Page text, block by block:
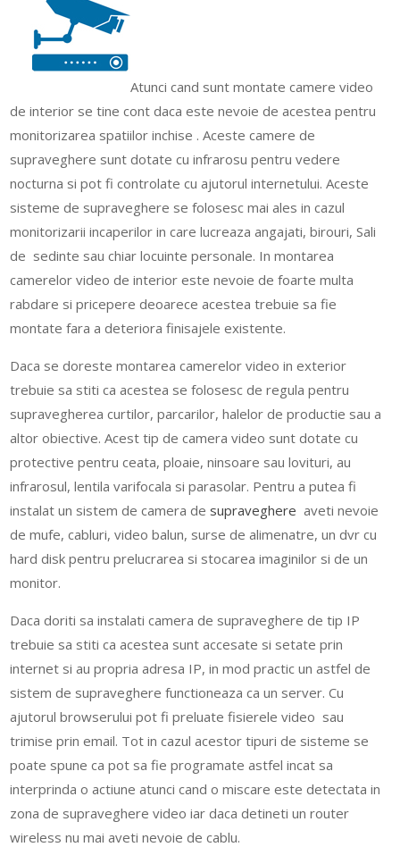
Atunci cand sunt montate camere video
de interior se tine cont daca este nevoie de acestea pentru
monitorizarea spatiilor inchise . Aceste camere de
supraveghere sunt dotate cu infrarosu pentru vedere
nocturna si pot fi controlate cu ajutorul internetului. Aceste
sisteme de supraveghere se folosesc mai ales in cazul
monitorizarii incaperilor in care lucreaza angajati, birouri, Sali
de sedinte sau chiar locuinte personale. In montarea
camerelor video de interior este nevoie de foarte multa
rabdare si pricepere deoarece acestea trebuie sa fie
montate fara a deteriora finisajele existente.
Daca se doreste montarea camerelor video in exterior
trebuie sa stiti ca acestea se folosesc de regula pentru
supravegherea curtilor, parcarilor, halelor de productie sau a
altor obiective. Acest tip de camera video sunt dotate cu
protective pentru ceata, ploaie, ninsoare sau lovituri, au
infrarosul, lentila varifocala si parasolar. Pentru a putea fi
instalat un sistem de camera desupraveghere aveti nevoie
de mufe, cabluri, video balun, surse de alimenatre, un dvr cu
hard disk pentru prelucrarea si stocarea imaginilor si de un
monitor.
Daca doriti sa instalati camera de supraveghere de tip IP
trebuie sa stiti ca acestea sunt accesate si setate prin
internet si au propria adresa IP, in mod practic un astfel de
sistem de supraveghere functioneaza ca un server. Cu
ajutorul browserului pot fi preluate fisierele video sau
trimise prin email. Tot in cazul acestor tipuri de sisteme se
poate spune ca pot sa fie programate astfel incat sa
interprinda o actiune atunci cand o miscare este detectata in
zona de supraveghere video iar daca detineti un router
wireless nu mai aveti nevoie de cablu.